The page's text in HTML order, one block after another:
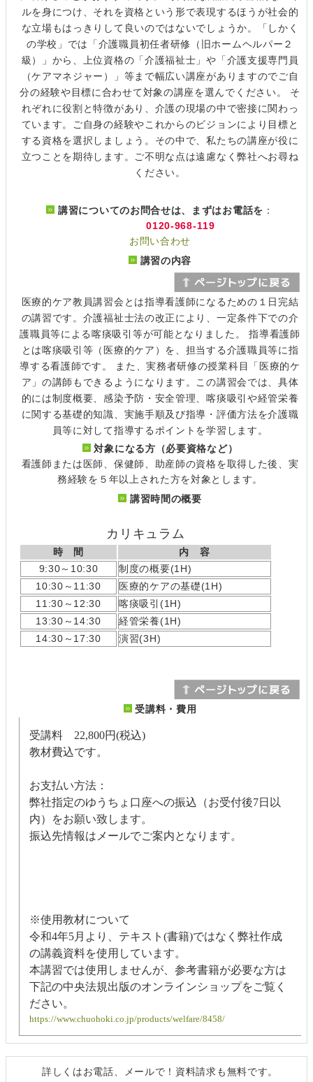
ルを身につけ、それを資格という形で表現するほうが社会的
な立場もはっきりして良いのではないでしょうか。「しかく
の学校」では「介護職員初任者研修（旧ホームヘルパー２
級）」から、上位資格の「介護福祉士」や「介護支援専門員
（ケアマネジャー）」等まで幅広い講座がありますのでご自
分の経験や目標に合わせて対象の講座を選んでください。 そ
れぞれに役割と特徴があり、介護の現場の中で密接に関わっ
ています。ご自身の経験やこれからのビジョンにより目標と
する資格を選択しましょう。その中で、私たちの講座が役に
立つことを期待します。ご不明な点は遠慮なく弊社へお尋ね
ください。
講習についてのお問合せは、まずはお電話を ：
0120-968-119
お問い合わせ
講習の内容
医療的ケア教員講習会とは指導看護師になるための１日完結
の講習です。介護福祉士法の改正により、一定条件下での介
護職員等による喀痰吸引等が可能となりました。 指導看護師
とは喀痰吸引等（医療的ケア）を、担当する介護職員等に指
導する看護師です。 また、実務者研修の授業科目「医療的ケ
ア」の講師もできるようになります。この講習会では、具体
的には制度概要、感染予防・安全管理、喀痰吸引や経管栄養
に関する基礎的知識、実施手順及び指導・評価方法を介護職
員等に対して指導するポイントを学習します。
対象になる方（必要資格など）
看護師または医師、保健師、助産師の資格を取得した後、実
務経験を５年以上された方を対象とします。
講習時間の概要
カリキュラム
時 間
内 容
9:30～10:30
制度の概要(1H)
10:30～11:30
医療的ケアの基礎(1H)
11:30～12:30
喀痰吸引(1H)
13:30～14:30
経管栄養(1H)
14:30～17:30
演習(3H)
受講料・費用
受講料 22,800円(税込)
教材費込です。
お支払い方法：
弊社指定のゆうちょ口座への振込（お受付後7日以
内）をお願い致します。
振込先情報はメールでご案内となります。
※使用教材について
令和4年5月より、テキスト(書籍)ではなく弊社作成
の講義資料を使用しています。
本講習では使用しませんが、参考書籍が必要な方は
下記の中央法規出版のオンラインショップをご覧く
ださい。
https://www.chuohoki.co.jp/products/welfare/8458/
詳しくはお電話、メールで！資料請求も無料です。